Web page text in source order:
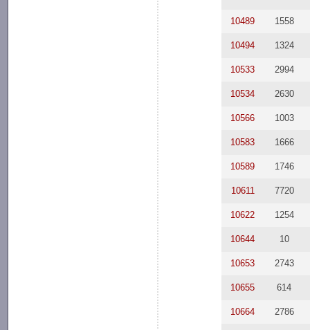
10489 1558
10494 1324
10533 2994
10534 2630
10566 1003
10583 1666
10589 1746
10611 7720
10622 1254
10644 10
10653 2743
10655 614
10664 2786